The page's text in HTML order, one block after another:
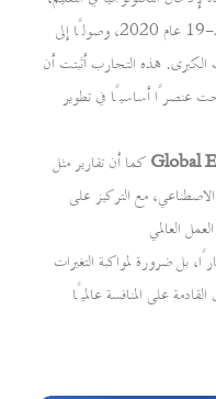
بدءًا من التعلم الإلكتروني خلال جائحة كوفيد-19 عام 2020، وصولًا إلى
الكبرى. هذه التجارب أثبتت أن
عنصرًا أساسيًا في تطوير
Global
الاصطناعي، مع التركيز على
العالمي
بل ضرورة لمواكبة التغيرات
على المنافسة عالميًا